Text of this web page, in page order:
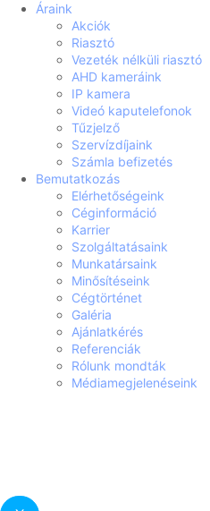
Áraink
Akciók
Riasztó
Vezeték nélküli riasztó
AHD kameráink
IP kamera
Videó kaputelefonok
Tűzjelző
Szervízdíjaink
Számla befizetés
Bemutatkozás
Elérhetőségeink
Céginformáció
Karrier
Szolgáltatásaink
Munkatársaink
Minősítéseink
Cégtörténet
Galéria
Ajánlatkérés
Referenciák
Rólunk mondták
Médiamegjelenéseink